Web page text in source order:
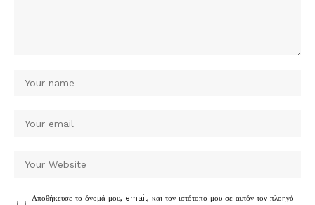
Αποθήκευσε το όνομά μου, email, και τον ιστότοπο μου σε αυτόν τον πλοηγό